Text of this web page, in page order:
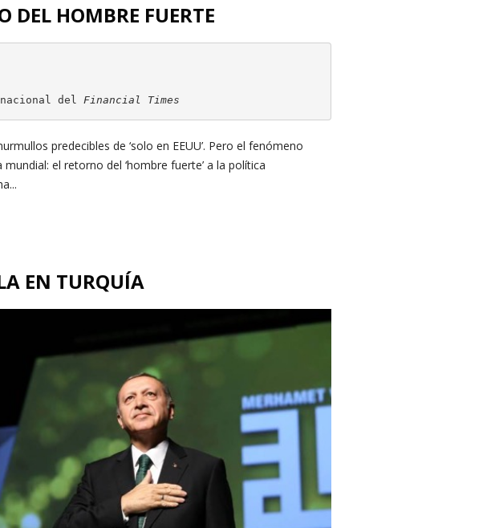
DEL HOMBRE FUERTE
del Financial Times
predecibles de ‘solo en EEUU’. Pero el fenómeno
el retorno del ‘hombre fuerte’ a la política
EN TURQUÍA